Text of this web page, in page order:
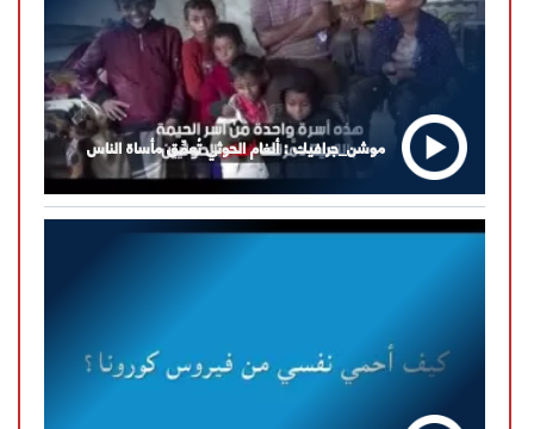
موشن_جرافيك : ألغام الحوثي تُعمِّق مأساة الناس